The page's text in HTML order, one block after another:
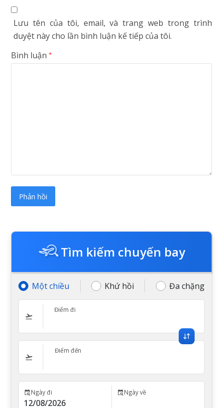
Lưu tên của tôi, email, và trang web trong trình
duyệt này cho lần bình luận kế tiếp của tôi.
Bình luận*
Tìm kiếm chuyến bay
Một chiều Khứ hồi Đa chặng
Điểm đi
Điểm đến
Ngày đi Ngày về